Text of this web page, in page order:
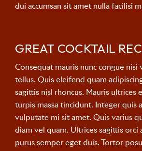
dui accumsan sit amet nulla facilisi
GREAT COCKTAIL
Consequat mauris nunc congue nisi
tellus. Quis eleifend quam
sagittis nisl rhoncus. Mauris ultrices
turpis massa tincidunt. Integer quis
vulputate mi sit amet. Quis varius
diam vel quam. Ultrices sagittis orci
purus semper eget duis. Tortor